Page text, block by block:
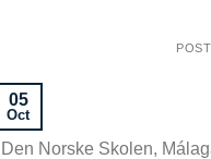
05
Oct
Den Norske Skolen,